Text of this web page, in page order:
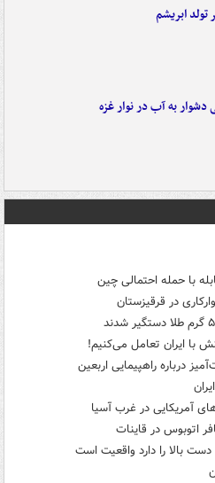
ابریشم
به آب در نوار غزه
با حمله احتمالی چین
در قرقیزستان
با ایران تعامل می‌کنیم!
درباره راهپیمایی اربعین
آمریکایی در غرب آسیا
بالا را دارد واقعیت است